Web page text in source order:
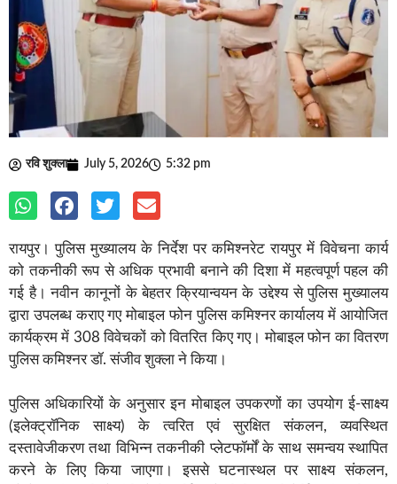
रवि शुक्ला July 5, 2026 5:32 pm
रायपुर। पुलिस मुख्यालय के निर्देश पर कमिश्नरेट रायपुर में विवेचना कार्य
को तकनीकी रूप से अधिक प्रभावी बनाने की दिशा में महत्वपूर्ण पहल की
गई है। नवीन कानूनों के बेहतर क्रियान्वयन के उद्देश्य से पुलिस मुख्यालय
द्वारा उपलब्ध कराए गए मोबाइल फोन पुलिस कमिश्नर कार्यालय में आयोजित
कार्यक्रम में 308 विवेचकों को वितरित किए गए। मोबाइल फोन का वितरण
पुलिस कमिश्नर डॉ. संजीव शुक्ला ने किया।
पुलिस अधिकारियों के अनुसार इन मोबाइल उपकरणों का उपयोग ई-साक्ष्य
(इलेक्ट्रॉनिक साक्ष्य) के त्वरित एवं सुरक्षित संकलन, व्यवस्थित
दस्तावेजीकरण तथा विभिन्न तकनीकी प्लेटफॉर्मों के साथ समन्वय स्थापित
करने के लिए किया जाएगा। इससे घटनास्थल पर साक्ष्य संकलन,